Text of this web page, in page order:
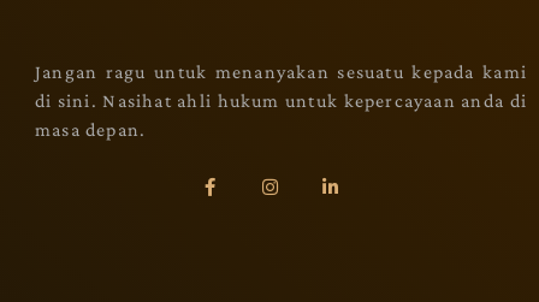
Jangan ragu untuk menanyakan sesuatu kepada kami
di sini. Nasihat ahli hukum untuk kepercayaan anda di
masa depan.